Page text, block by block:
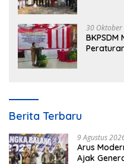
30
BKPSDM
Berita Terbaru
9 Agustus
Arus
Ajak